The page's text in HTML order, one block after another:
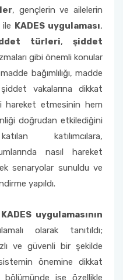
, gençlerin ve ailelerin
ile KADES uygulaması,
türleri,şiddet
gibi önemli konular
bağımlılığı, madde
vakalarına dikkat
hareket etmesinin hem
doğrudan etkilediğini
katılımcılara,
nasıl hareket
senaryolar sunuldu ve
yapıldı.
KADES uygulamasının
olarak tanıtıldı;
ve güvenli bir şekilde
önemine dikkat
bölümünde ise özellikle